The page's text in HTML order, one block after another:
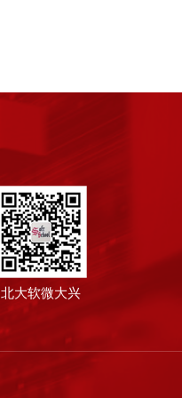
北大软微大兴